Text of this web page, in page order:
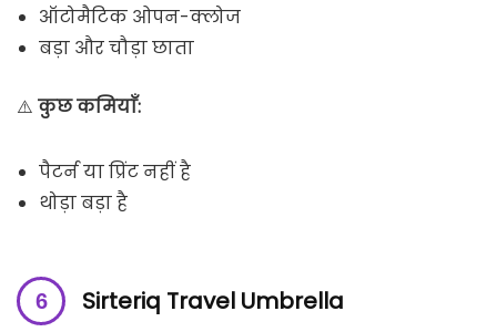
ऑटोमैटिक ओपन-क्लोज
बड़ा और चौड़ा छाता
⚠️ कुछ कमियाँ:
पैटर्न या प्रिंट नहीं है
थोड़ा बड़ा है
Sirteriq Travel Umbrella